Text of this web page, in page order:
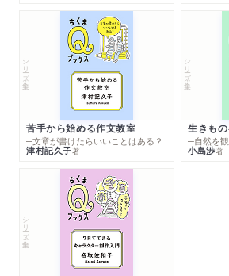
シリーズ・全集
苦手から始める作文教室
─文章が書けたらいいことはある？
津村記久子著
シリーズ・全集
生きも
小島渉著
シリーズ・全集